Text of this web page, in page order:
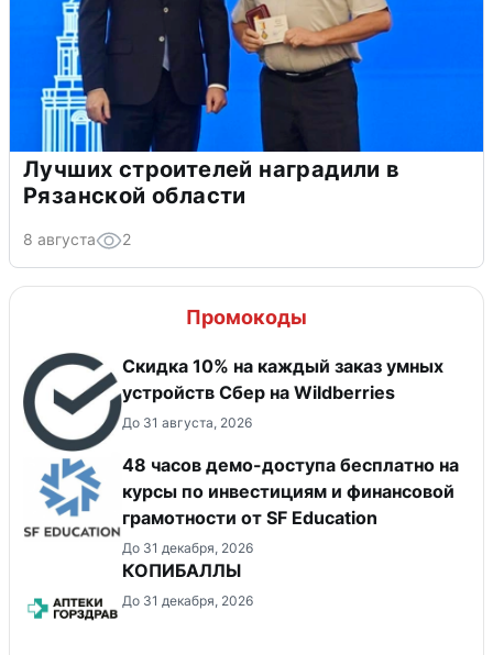
Лучших строителей наградили в
Рязанской области
8 августа 2
Промокоды
Скидка 10% на каждый заказ умных
устройств Сбер на Wildberries
До 31 августа, 2026
48 часов демо-доступа бесплатно на
курсы по инвестициям и финансовой
грамотности от SF Education
До 31 декабря, 2026
КОПИБАЛЛЫ
До 31 декабря, 2026